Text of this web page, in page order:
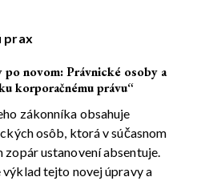
prax
novom: Právnické osoby a
korporačnému právu“
zákonníka obsahuje
osôb, ktorá v súčasnom
ustanovení absentuje.
tejto novej úpravy a